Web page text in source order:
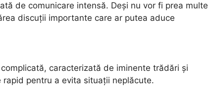
de comunicare intensă. Deși nu vor fi prea multe
discuții importante care ar putea aduce
caracterizată de iminente trădări și
pentru a evita situații neplăcute.